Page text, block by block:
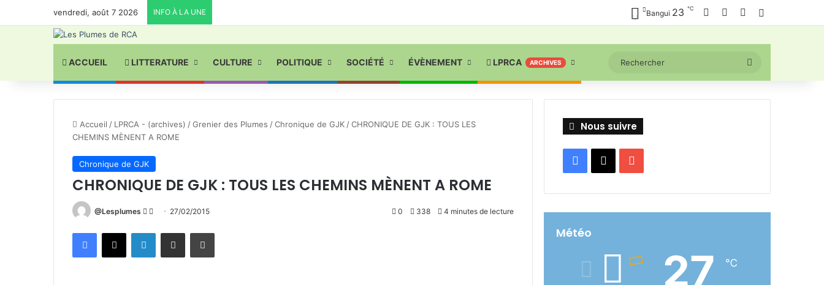
vendredi, août 7 2026 INFO À LA UNE Bangui 23 ℃ Facebook YouTube
ACCUEIL LITTERATURE CULTURE POLITIQUE SOCIÉTÉ ÉVÈNEMENT LPRCA ARCHIVES Rechercher
Accueil / LPRCA - (archives) /Grenier des Plumes /Chronique de GJK /CHRONIQUE DE GJK : TOUS LES
CHEMINS MÈNENT A ROME
Chronique de GJK
CHRONIQUE DE GJK : TOUS LES CHEMINS MÈNENT A ROME
@Lesplumes
Follow
Envoyer
courriel
27/02/2015 0 338 4 minutes de lecture
Facebook
X LinkedinPartager par email Imprimer
Nous suivre
Facebook
X
Météo
27 ℃